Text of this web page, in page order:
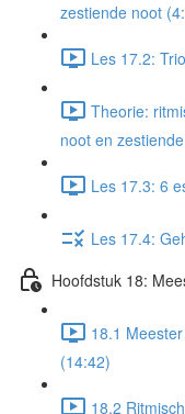
zestiende noot
Les 17.2:
Theorie:
noot en
Les 17.3: 6
Les 17.4:
Hoofdstuk 18:
18.1
(14:42)
18.2